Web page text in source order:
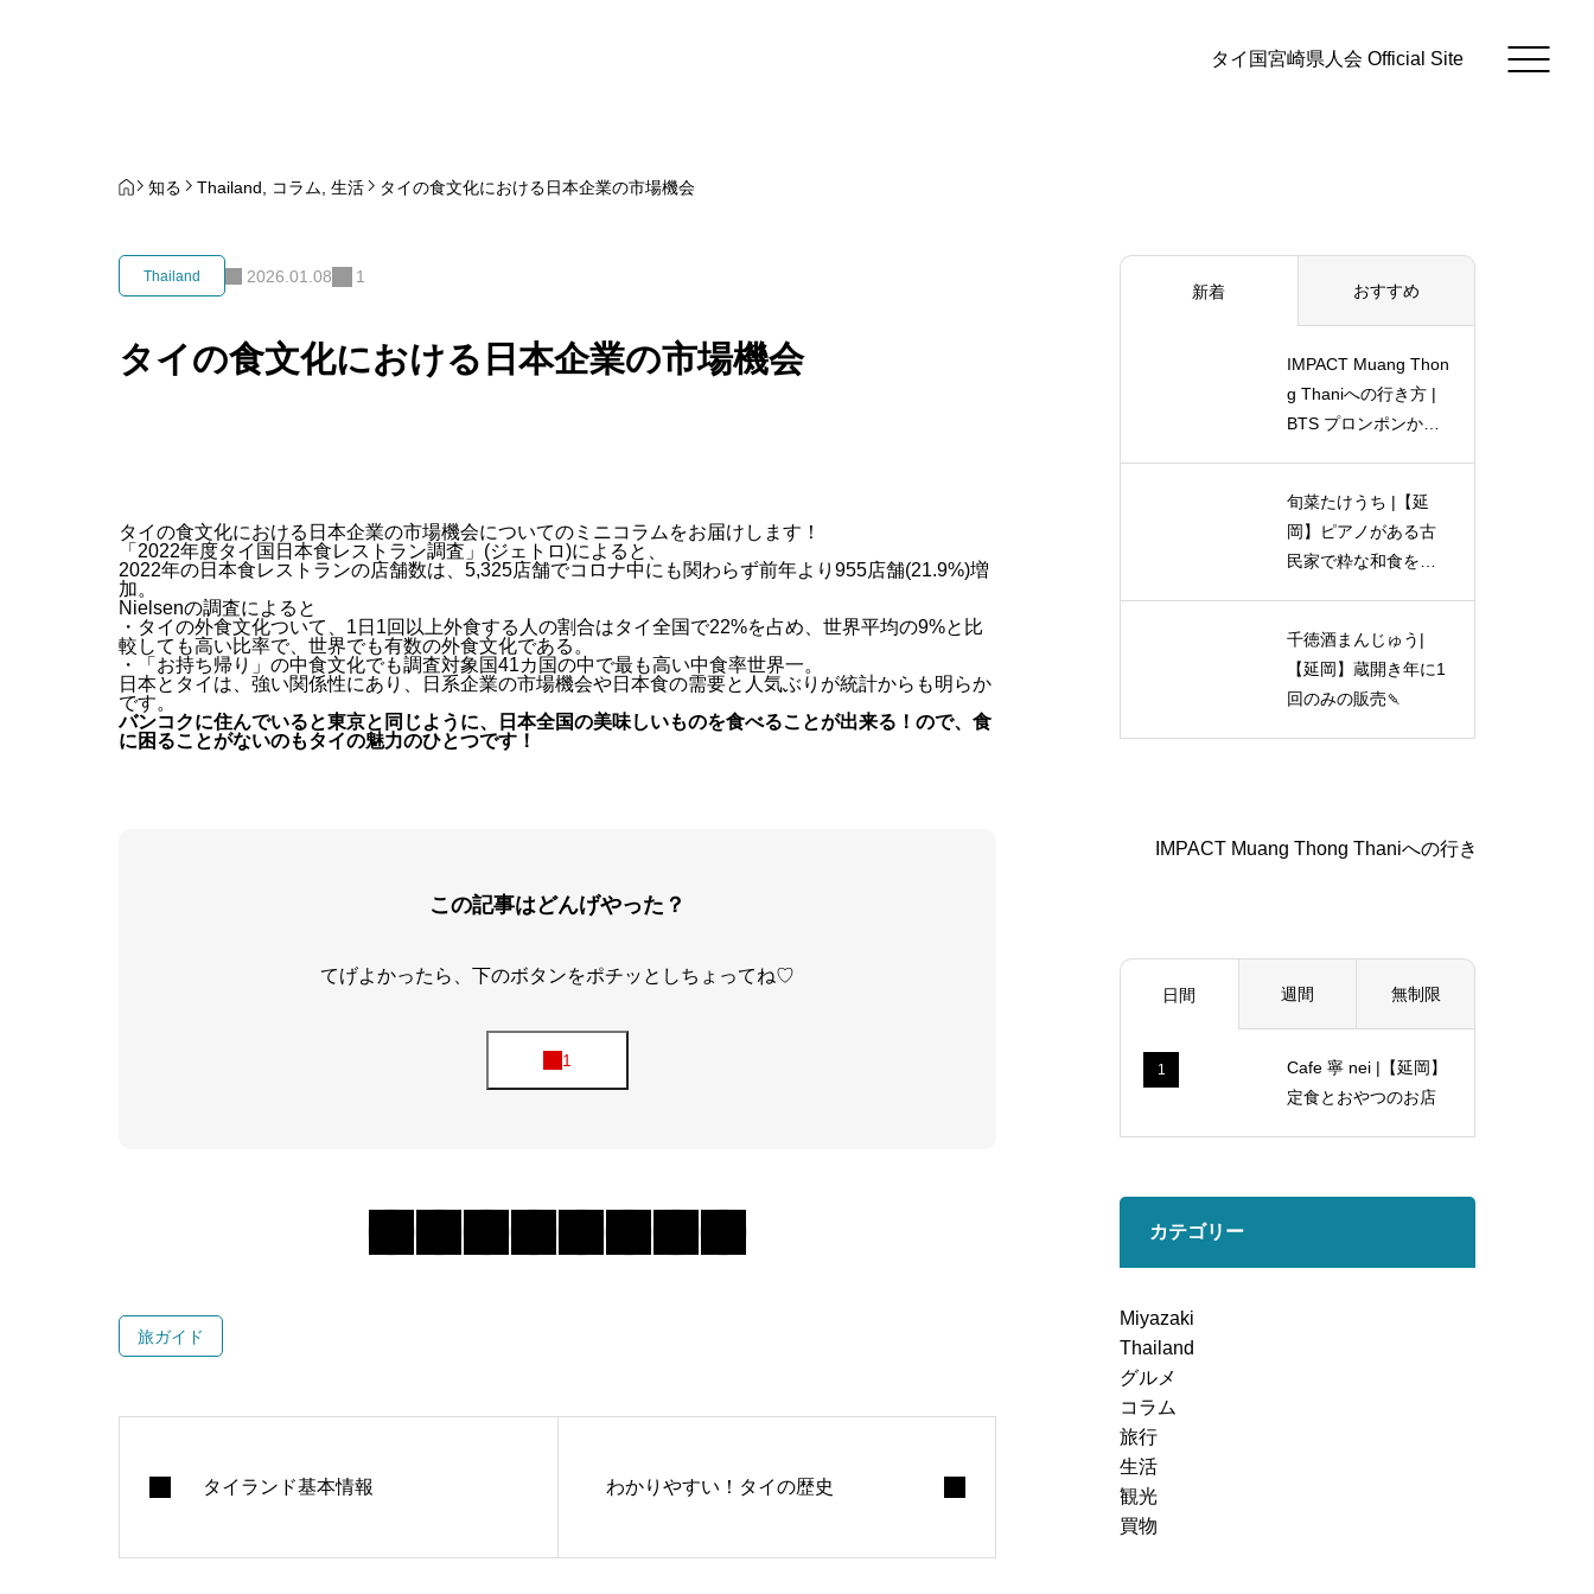
タイ国宮崎県人会 Official Site
知る Thailand コラム 生活 タイの食文化における日本企業の市場機会
Thailand 2026.01.08 1
タイの食文化における日本企業の市場機会
タイの食文化における日本企業の市場機会についてのミニコラムをお届けします！
「2022年度タイ国日本食レストラン調査」(ジェトロ)によると、
2022年の日本食レストランの店舗数は、5,325店舗でコロナ中にも関わらず前年より955店舗(21.9%)増
加。
Nielsenの調査によると
・タイの外食文化ついて、1日1回以上外食する人の割合はタイ全国で22%を占め、世界平均の9%と比
較しても高い比率で、 世界でも有数の外食文化である 。
・「お持ち帰り」の中食文化でも調査対象国41カ国の中で最も高い中食率世界一。
日本とタイは、強い関係性にあり、
日系企業の市場機会や日本食の需要と人気ぶりが統計からも明らか
です。
バンコクに住んでいると東京と同じように、日本全国の美味しいものを食べることが出来る！ので、食
に困ることがないのもタイの魅力のひとつです！
この記事はどんげやった？
てげよかったら、下のボタンをポチッとしちょってね♡
旅ガイド
タイランド基本情報 わかりやすい！タイの歴史
新着 おすすめ
IMPACT Muang Thon
g Thaniへの行き方 |
BTS プロンポンから
旬菜たけうち |【延
岡】ピアノがある古
民家で粋な和食を味
千徳酒まんじゅう|
【延岡】蔵開き年に1
回のみの販売🍡
日間 週間 無制限
1
Cafe 寧 nei |【延岡】
定食とおやつのお店
カテゴリー
Miyazaki
Thailand
グルメ
コラム
旅行
生活
観光
買物